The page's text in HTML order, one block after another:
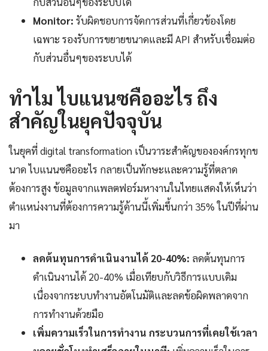
Monitor: รับผิดชอบการจัดการส่วนที่เกี่ยวข้องโดย
เฉพาะ รองรับการขยายขนาดและมี API สำหรับเชื่อมต่อ
กับส่วนอื่นๆของระบบได้
ทำไม ไบแนนซคืออะไร ถึง
สำคัญในยุคปัจจุบัน
ในยุคที่ digital transformation เป็นวาระสำคัญขององค์กรทุกข
นาด ไบแนนซคืออะไร กลายเป็นทักษะและความรู้ที่ตลาด
ต้องการสูง ข้อมูลจากแพลตฟอร์มหางานในไทยแสดงให้เห็นว่า
ตำแหน่งงานที่ต้องการความรู้ด้านนี้เพิ่มขึ้นกว่า 35% ในปีที่ผ่าน
มา
ลดต้นทุนการดำเนินงานได้ 20-40%: ลดต้นทุนการ
ดำเนินงานได้ 20-40% เมื่อเทียบกับวิธีการแบบเดิม
เนื่องจากระบบทำงานอัตโนมัติและลดข้อผิดพลาดจาก
การทำงานด้วยมือ
เพิ่มความเร็วในการทำงาน กระบวนการที่เคยใช้เวลา